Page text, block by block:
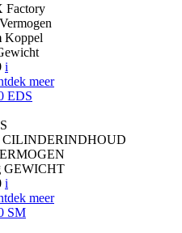
Factory
Vermogen
Koppel
i
meer
EDS
CILINDERINDHOUD
GEWICHT
i
meer
SM